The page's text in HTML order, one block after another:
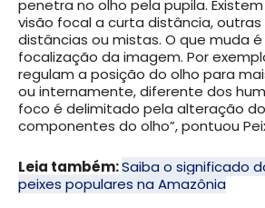
penetra no olho pela pupila.
visão focal a curta distância, outras
distâncias ou mistas. O que muda
focalização da imagem. Por
regulam a posição do olho para
ou internamente, diferente dos
foco é delimitado pela alteração
componentes do olho”, pontuou
Leia também:Saiba o significado
peixes populares na Amazônia